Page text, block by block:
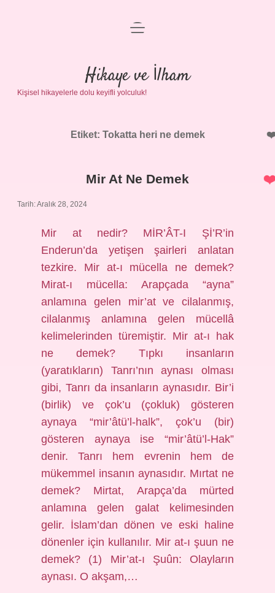
Anasayfa
Gizlilik Politikası
Yasal Uyarı
menüyü
Hikaye ve İlham
Kişisel hikayelerle dolu keyifli yolculuk!
Etiket: Tokatta heri ne demek
Mir At Ne Demek
Tarih: Aralık 28, 2024
Mir at nedir? MİR’ÂT-I Şİ’R’in
Enderun’da yetişen şairleri anlatan
tezkire. Mir at-ı mücella ne demek?
Mirat-ı mücella: Arapçada “ayna”
anlamına gelen mir’at ve cilalanmış,
cilalanmış anlamına gelen mücellâ
kelimelerinden türemiştir. Mir at-ı hak
ne demek? Tıpkı insanların
(yaratıkların) Tanrı’nın aynası olması
gibi, Tanrı da insanların aynasıdır. Bir’i
(birlik) ve çok’u (çokluk) gösteren
aynaya “mir’âtü’l-halk”, çok’u (bir)
gösteren aynaya ise “mir’âtü’l-Hak”
denir. Tanrı hem evrenin hem de
mükemmel insanın aynasıdır. Mırtat ne
demek? Mirtat, Arapça’da mürted
anlamına gelen galat kelimesinden
gelir. İslam’dan dönen ve eski haline
dönenler için kullanılır. Mir at-ı şuun ne
demek? (1) Mir’at-ı Şuûn: Olayların
aynası. O akşam,…